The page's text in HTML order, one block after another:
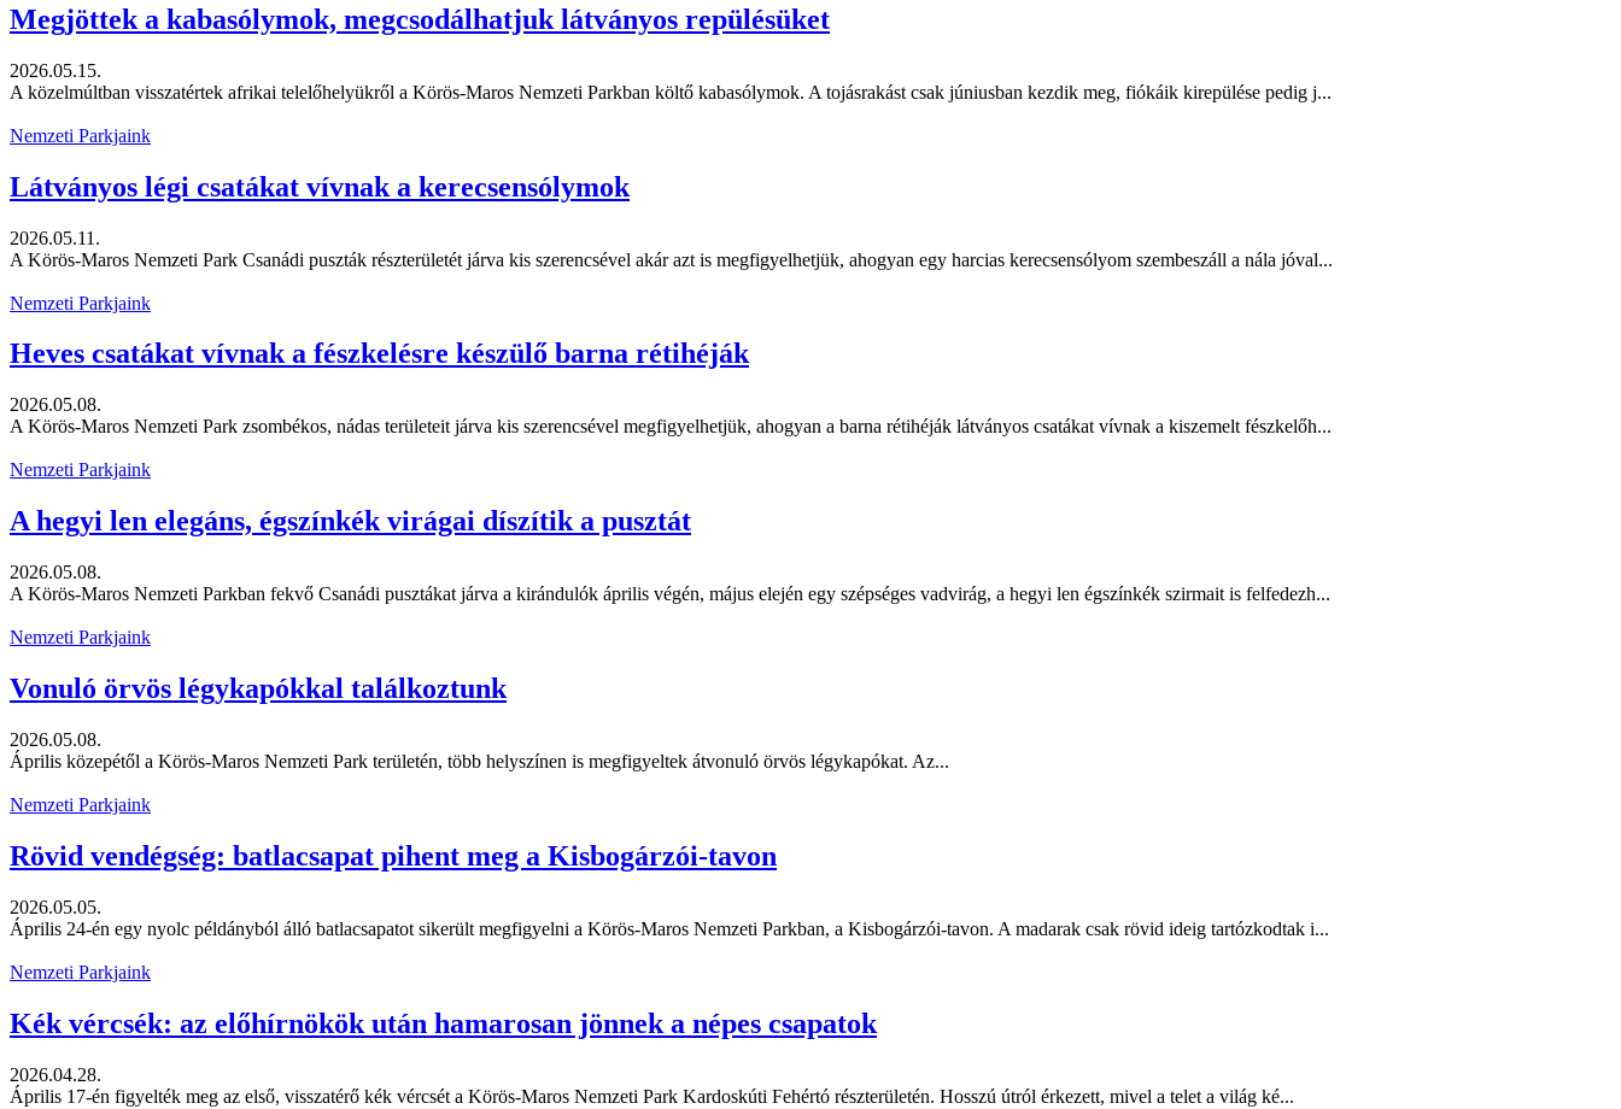
Megjöttek a kabasólymok, megcsodálhatjuk látványos repülésüket
2026.05.15.
A közelmúltban visszatértek afrikai telelőhelyükről a Körös-Maros Nemzeti Parkban költő kabasólymok. A tojásrakást csak júniusban kezdik meg, fiókáik kirepülése pedig j...
Nemzeti Parkjaink
Látványos légi csatákat vívnak a kerecsensólymok
2026.05.11.
A Körös-Maros Nemzeti Park Csanádi puszták részterületét járva kis szerencsével akár azt is megfigyelhetjük, ahogyan egy harcias kerecsensólyom szembeszáll a nála jóval...
Nemzeti Parkjaink
Heves csatákat vívnak a fészkelésre készülő barna rétihéják
2026.05.08.
A Körös-Maros Nemzeti Park zsombékos, nádas területeit járva kis szerencsével megfigyelhetjük, ahogyan a barna rétihéják látványos csatákat vívnak a kiszemelt fészkelőh...
Nemzeti Parkjaink
A hegyi len elegáns, égszínkék virágai díszítik a pusztát
2026.05.08.
A Körös-Maros Nemzeti Parkban fekvő Csanádi pusztákat járva a kirándulók április végén, május elején egy szépséges vadvirág, a hegyi len égszínkék szirmait is felfedezh...
Nemzeti Parkjaink
Vonuló örvös légykapókkal találkoztunk
2026.05.08.
Április közepétől a Körös-Maros Nemzeti Park területén, több helyszínen is megfigyeltek átvonuló örvös légykapókat. Az...
Nemzeti Parkjaink
Rövid vendégség: batlacsapat pihent meg a Kisbogárzói-tavon
2026.05.05.
Április 24-én egy nyolc példányból álló batlacsapatot sikerült megfigyelni a Körös-Maros Nemzeti Parkban, a Kisbogárzói-tavon. A madarak csak rövid ideig tartózkodtak i...
Nemzeti Parkjaink
Kék vércsék: az előhírnökök után hamarosan jönnek a népes csapatok
2026.04.28.
Április 17-én figyelték meg az első, visszatérő kék vércsét a Körös-Maros Nemzeti Park Kardoskúti Fehértó részterületén. Hosszú útról érkezett, mivel a telet a világ ké...